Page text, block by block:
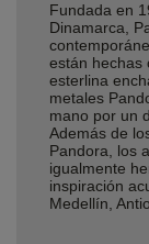
Fundada en
Dinamarca,
están hechas
esterlina
metales
mano por un
Además de
Pandora, los
igualmente
inspiración
Medellín,